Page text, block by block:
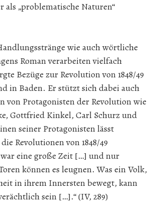
als „problematische Naturen“
wie auch wörtliche
Roman verarbeiten vielfach
Bezüge zur Revolution von 1848/49
in Baden. Er stützt sich dabei auch
von Protagonisten der Revolution wie
Gottfried Kinkel, Carl Schurz und
seiner Protagonisten lässt
Revolutionen von 1848/49
eine große Zeit […] und nur
können es leugnen. Was ein Volk,
in ihrem Innersten bewegt, kann
sein […].“ (IV, 289)